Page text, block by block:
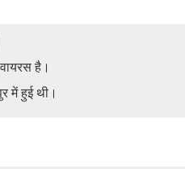
है।
में हुई थी।